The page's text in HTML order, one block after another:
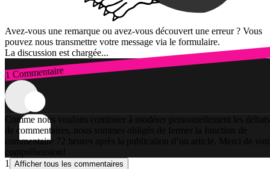
Avez-vous une remarque ou avez-vous découvert une erreur ? Vous
pouvez nous transmettre votre message via le formulaire.
La discussion est chargée...
1 Commentaire
Connexion
Comme nous voulons continuer à modérer personnellement les débats
de commentaires, nous sommes obligés de fermer la fonction de
commentaire 72 heures après la publication d’un article. Merci de
compréhension!
1
Afficher tous les commentaires